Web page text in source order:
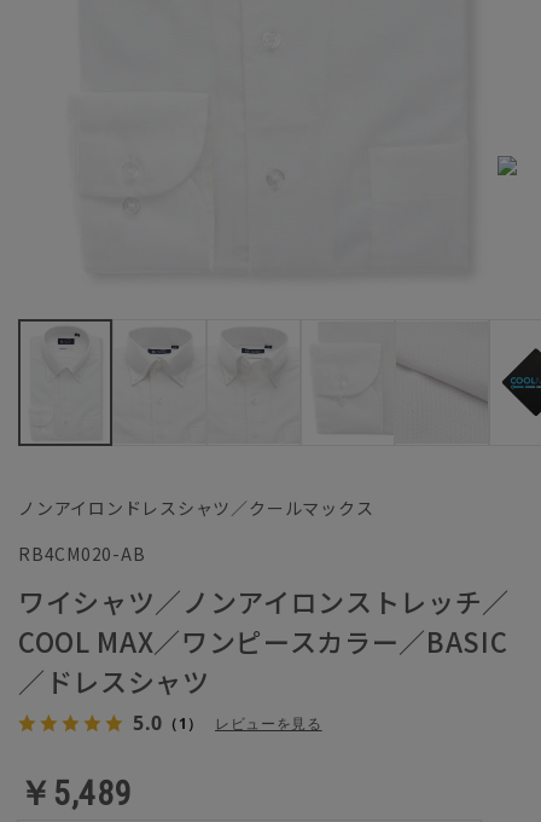
ノンアイロンドレスシャツ／クールマックス
RB4CM020-AB
ワイシャツ／ノンアイロンストレッチ／
COOL MAX／ワンピースカラー／BASIC
／ドレスシャツ
5.0 （1） レビューを見る
￥5,489